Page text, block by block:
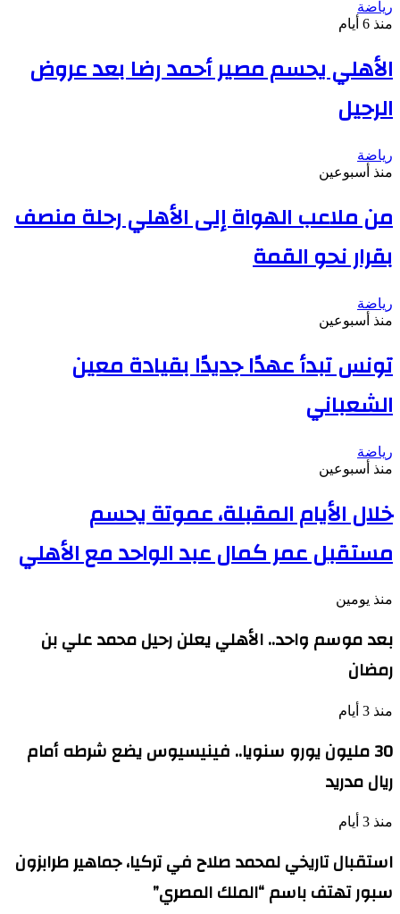
رياضة
منذ 6 أيام
الأهلي يحسم مصير أحمد رضا بعد عروض
الرحيل
رياضة
منذ أسبوعين
من ملاعب الهواة إلى الأهلي رحلة منصف
بقرار نحو القمة
رياضة
منذ أسبوعين
تونس تبدأ عهدًا جديدًا بقيادة معين
الشعباني
رياضة
منذ أسبوعين
خلال الأيام المقبلة، عموتة يحسم
مستقبل عمر كمال عبد الواحد مع الأهلي
منذ يومين
بعد موسم واحد.. الأهلي يعلن رحيل محمد علي بن
رمضان
منذ 3 أيام
30 مليون يورو سنويا.. فينيسيوس يضع شرطه أمام
ريال مدريد
منذ 3 أيام
استقبال تاريخي لمحمد صلاح في تركيا، جماهير طرابزون
سبور تهتف باسم “الملك المصري”